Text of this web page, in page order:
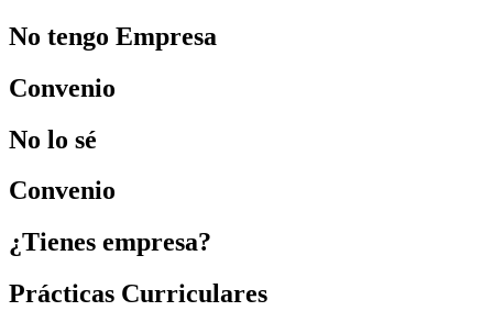
No tengo Empresa
Convenio
No lo sé
Convenio
¿Tienes empresa?
Prácticas Curriculares